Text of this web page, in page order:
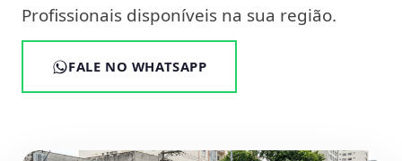
Profissionais disponíveis na sua região.
FALE NO WHATSAPP